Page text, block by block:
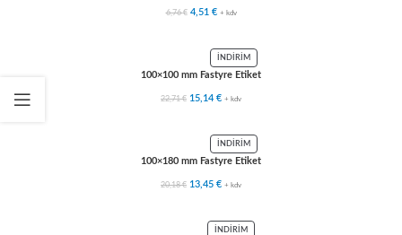
6,76€ 4,51 € + kdv
İNDIRIM
100×100 mm Fastyre Etiket
22,71€ 15,14 € + kdv
İNDIRIM
100×180 mm Fastyre Etiket
20,18€ 13,45 € + kdv
İNDIRIM